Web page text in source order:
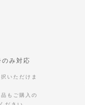
み対応
いただけま
もご購入の